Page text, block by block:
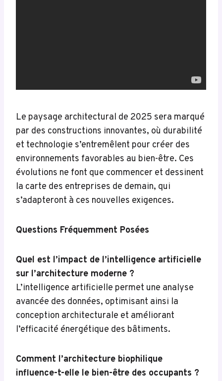
Le paysage architectural de 2025 sera marqué
par des constructions innovantes, où durabilité
et technologie s’entremêlent pour créer des
environnements favorables au bien-être. Ces
évolutions ne font que commencer et dessinent
la carte des entreprises de demain, qui
s’adapteront à ces nouvelles exigences.
Questions Fréquemment Posées
Quel est l’impact de l’intelligence artificielle
sur l’architecture moderne ?
L’intelligence artificielle permet une analyse
avancée des données, optimisant ainsi la
conception architecturale et améliorant
l’efficacité énergétique des bâtiments.
Comment l’architecture biophilique
influence-t-elle le bien-être des occupants ?